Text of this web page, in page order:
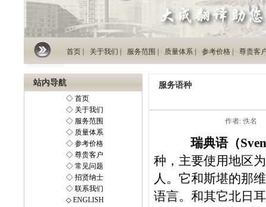
首页 | 关于我们 | 服务范围 | 质量体系 | 参考价格 | 尊贵客
站内导航
◇ 首页
◇ 关于我们
◇ 服务范围
◇ 质量体系
◇ 参考价格
◇ 尊贵客户
◇ 常见问题
◇ 招贤纳士
◇ 联系我们
◇ ENGLISH
服务语种
作者: 佚名
瑞典语（
种，主要使用地区
人。它和斯堪的那
语言。和其它北日